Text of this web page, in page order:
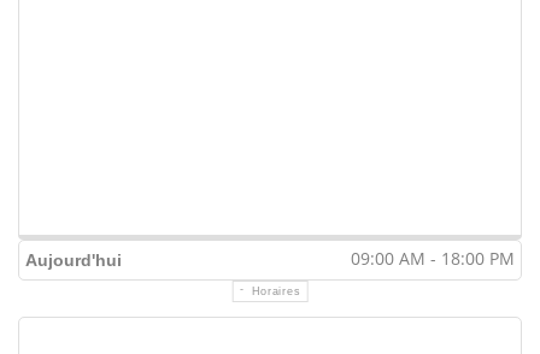
Aujourd'hui 09:00 AM - 18:00 PM
Horaires